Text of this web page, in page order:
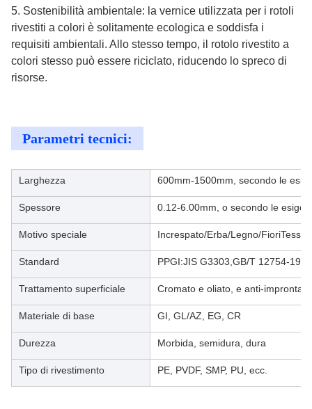
5. Sostenibilità ambientale: la vernice utilizzata per i rotoli
rivestiti a colori è solitamente ecologica e soddisfa i
requisiti ambientali. Allo stesso tempo, il rotolo rivestito a
colori stesso può essere riciclato, riducendo lo spreco di
risorse.
Parametri tecnici:
Larghezza 600mm-1500mm, secondo le
Spessore 0.12-6.00mm, o secondo le
Motivo speciale Increspato/Erba/Legno/
Standard PPGI:JIS G3303,GB/T 12754-
Trattamento superficiale Cromato e oliato, e anti-impronta
Materiale di base GI, GL/AZ, EG, CR
Durezza Morbida, semidura, dura
Tipo di rivestimento PE, PVDF, SMP, PU, ecc.